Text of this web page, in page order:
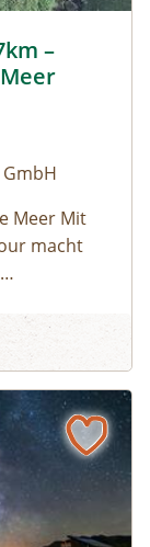
–
Meer Mit
macht
zum
2017
bis ins